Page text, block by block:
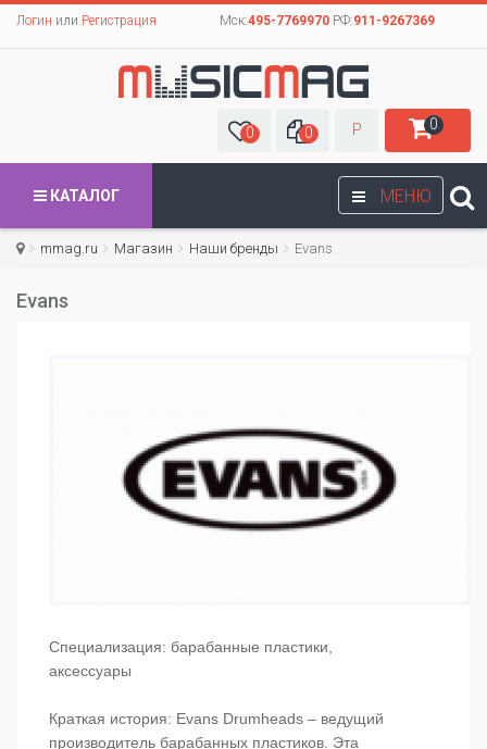
Логин или Регистрация Мск:495-7769970РФ:911-9267369
0 0 Р 0
МЕНЮ
КАТАЛОГ
mmag.ru Магазин Наши бренды Evans
Evans
Специализация: барабанные пластики,
аксессуары
Краткая история: Evans Drumheads – ведущий
производитель барабанных пластиков. Эта